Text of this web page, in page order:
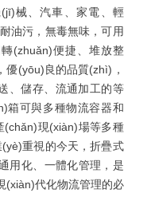
汽車、家電、輕
油污，無毒無味，可用
轉(zhuǎn)便捷、堆放整
，優(yōu)良的品質(zhì)，
、儲存、流通加工的等
箱可與多種物流容器和
產(chǎn)現(xiàn)場等多種
(yè)重視的今天，折疊式
用化、一體化管理，是
(xiàn)代化物流管理的必